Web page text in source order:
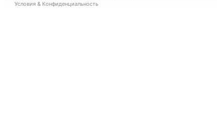
Условия & Конфиденциальность